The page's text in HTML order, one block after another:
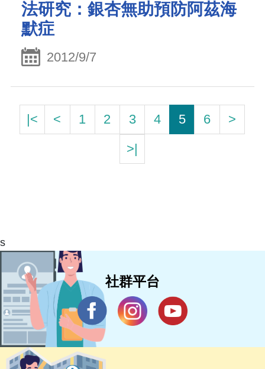
法研究：銀杏無助預防阿茲海
默症
2012/9/7
|< < 1 2 3 4 5 6
>
>|
s
社群平台